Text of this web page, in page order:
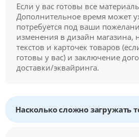
Если у вас готовы все
Дополнительное время может
потребуется под ваши
изменения в дизайн магазина,
текстов и карточек товаров
готовы у вас) и заключение
доставки/эквайринга.
Насколько сложно загружать